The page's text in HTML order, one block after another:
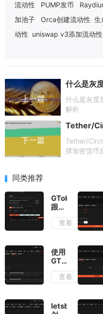
流动性
PUMP发币
加池子
Orca创建流动性 生
动性 uniswap v3添加流动性
上一篇
什么是灰度
解析
下一篇
Tether/
撑加密货币
同类推荐
GTokenTool
跟卖
机器
人：
营销
的智
能交
易利
查看
使用
GTokenTool
创建
OpenBook
程
查看
letsbonk.fun